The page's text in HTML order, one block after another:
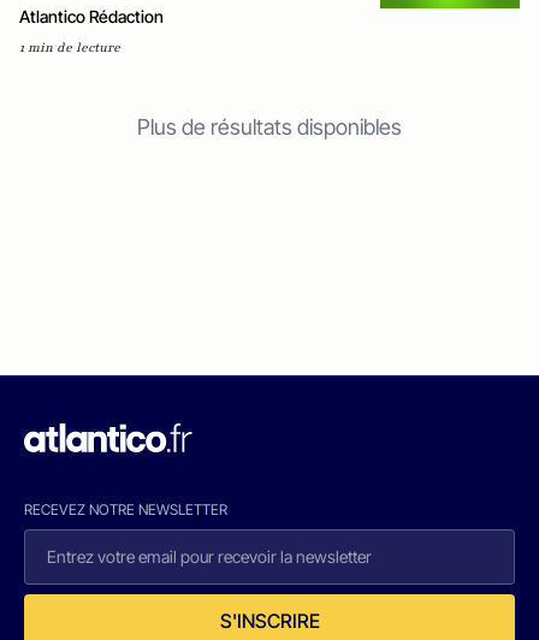
Atlantico Rédaction
1 min de lecture
Plus de résultats disponibles
RECEVEZ NOTRE NEWSLETTER
S'INSCRIRE